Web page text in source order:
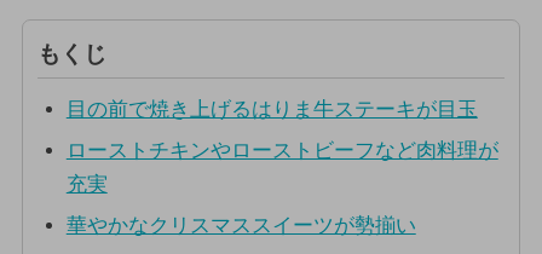
もくじ
目の前で焼き上げるはりま牛ステーキが目玉
ローストチキンやローストビーフなど肉料理が
充実
華やかなクリスマススイーツが勢揃い